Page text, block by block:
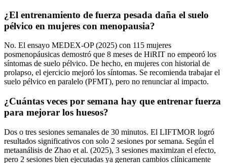
¿El entrenamiento de fuerza pesada daña el suelo
pélvico en mujeres con menopausia?
No. El ensayo MEDEX-OP (2025) con 115 mujeres
posmenopáusicas demostró que 8 meses de HiRIT no empeoró los
síntomas de suelo pélvico. De hecho, en mujeres con historial de
prolapso, el ejercicio mejoró los síntomas. Se recomienda trabajar el
suelo pélvico en paralelo (PFMT), pero no renunciar al impacto.
¿Cuántas veces por semana hay que entrenar fuerza
para mejorar los huesos?
Dos o tres sesiones semanales de 30 minutos. El LIFTMOR logró
resultados significativos con solo 2 sesiones por semana. Según el
metaanálisis de Zhao et al. (2025), 3 sesiones maximizan el efecto,
pero 2 sesiones bien ejecutadas ya generan cambios clínicamente